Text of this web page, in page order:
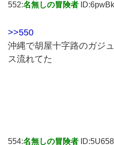
552:名無しの冒険者
>>550
沖縄で胡屋十字路のガジ
ス流れてた
554:名無しの冒険者